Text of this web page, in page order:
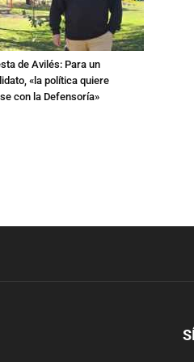
de Avilés: Para un
«la política quiere
con la Defensoría»